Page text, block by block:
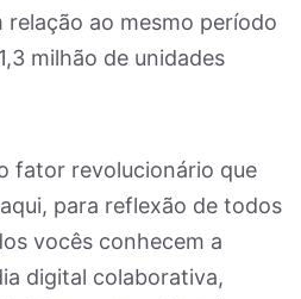
ao mesmo período
milhão de unidades
fator revolucionário que
para reflexão de todos
vocês conhecem a
digital colaborativa,